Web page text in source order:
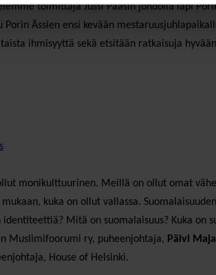
toimittaja Jussi Paasin johdolla läpi
Ässien ensi kevään
ihmisyyttä sekä etsitään ratkaisuja
monikulttuurinen. Meillä on ollut omat
kuka on ollut vallassa.
Mitä on suomalaisuus? Kuka on
Muslimifoorumi ry, puheenjohtaja, Päivi
House of Helsinki.